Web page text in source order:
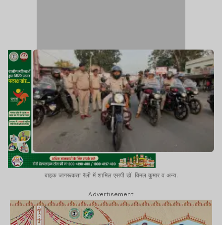
बाइक जागरूकता रैली में शामिल एसपी डॉ. विमल कुमार व अन्य.
Advertisement